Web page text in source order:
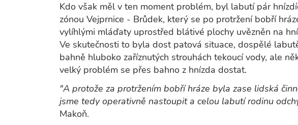
Kdo však měl v ten moment problém, byl labutí pár
zónou Vejprnice - Brůdek, který se po protržení bobří
vylíhlými mláďaty uprostřed blátivé plochy uvězněn na
Ve skutečnosti to byla dost patová situace, dospělé
bahně hluboko zaříznutých strouhách tekoucí vody, ale
velký problém se přes bahno z hnízda dostat.
"A protože za protržením bobří hráze byla zase lidská
jsme tedy operativně nastoupit a celou labutí rodinu
Makoň.